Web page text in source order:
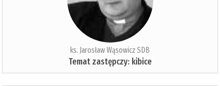
ks. Jarosław Wąsowicz SDB
Temat zastępczy: kibice